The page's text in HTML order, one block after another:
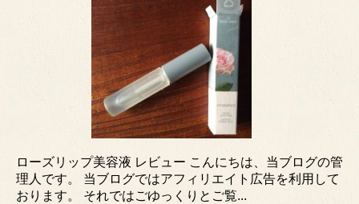
ローズリップ美容液 レビュー こんにちは、当ブログの管
理人です。 当ブログではアフィリエイト広告を利用して
おります。 それではごゆっくりとご覧...